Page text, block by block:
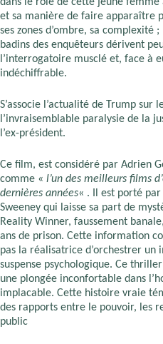
et sa manière de faire apparaître
ses zones d’ombre, sa complexité
badins des enquêteurs dérivent
l’interrogatoire musclé et, face à
indéchiffrable.
S’associe l’actualité de Trump sur
l’invraisemblable paralysie de la
l’ex-président.
Ce film, est considéré par Adrien
comme « l’un des meilleurs films
dernières années« . Il est porté
Sweeney qui laisse sa part de
Reality Winner, faussement
ans de prison. Cette information
pas la réalisatrice d’orchestrer un
suspense psychologique. Ce
une plongée inconfortable dans
implacable. Cette histoire vraie
des rapports entre le pouvoir, les
public